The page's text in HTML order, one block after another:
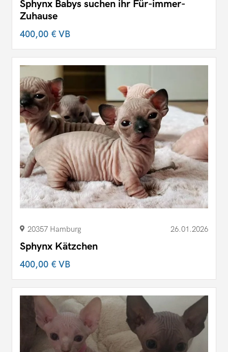
Sphynx Babys suchen ihr Für-immer-
Zuhause
400,00 €VB
20357 Hamburg 26.01.2026
Sphynx Kätzchen
400,00 €VB